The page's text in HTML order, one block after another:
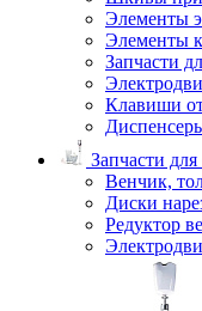
Элементы
Элементы
Запчасти
Клавиши
Запчасти
Венчик,
Диски
Редуктор